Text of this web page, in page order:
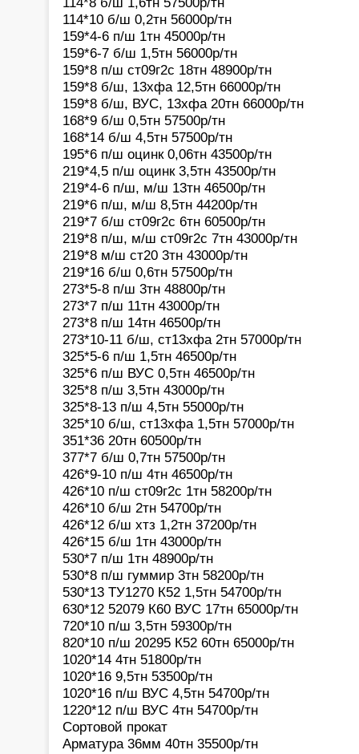
114*10 б/ш 0,2тн 56000р/тн
159*4-6 п/ш 1тн 45000р/тн
159*6-7 б/ш 1,5тн 56000р/тн
159*8 п/ш ст09г2с 18тн 48900р/тн
159*8 б/ш, 13хфа 12,5тн 66000р/тн
159*8 б/ш, ВУС, 13хфа 20тн 66000р/тн
168*9 б/ш 0,5тн 57500р/тн
168*14 б/ш 4,5тн 57500р/тн
195*6 п/ш оцинк 0,06тн 43500р/тн
219*4,5 п/ш оцинк 3,5тн 43500р/тн
219*4-6 п/ш, м/ш 13тн 46500р/тн
219*6 п/ш, м/ш 8,5тн 44200р/тн
219*7 б/ш ст09г2с 6тн 60500р/тн
219*8 п/ш, м/ш ст09г2с 7тн 43000р/тн
219*8 м/ш ст20 3тн 43000р/тн
219*16 б/ш 0,6тн 57500р/тн
273*5-8 п/ш 3тн 48800р/тн
273*7 п/ш 11тн 43000р/тн
273*8 п/ш 14тн 46500р/тн
273*10-11 б/ш, ст13хфа 2тн 57000р/тн
325*5-6 п/ш 1,5тн 46500р/тн
325*6 п/ш ВУС 0,5тн 46500р/тн
325*8 п/ш 3,5тн 43000р/тн
325*8-13 п/ш 4,5тн 55000р/тн
325*10 б/ш, ст13хфа 1,5тн 57000р/тн
351*36 20тн 60500р/тн
377*7 б/ш 0,7тн 57500р/тн
426*9-10 п/ш 4тн 46500р/тн
426*10 п/ш ст09г2с 1тн 58200р/тн
426*10 б/ш 2тн 54700р/тн
426*12 б/ш хтз 1,2тн 37200р/тн
426*15 б/ш 1тн 43000р/тн
530*7 п/ш 1тн 48900р/тн
530*8 п/ш гуммир 3тн 58200р/тн
530*13 ТУ1270 К52 1,5тн 54700р/тн
630*12 52079 К60 ВУС 17тн 65000р/тн
720*10 п/ш 3,5тн 59300р/тн
820*10 п/ш 20295 К52 60тн 65000р/тн
1020*14 4тн 51800р/тн
1020*16 9,5тн 53500р/тн
1020*16 п/ш ВУС 4,5тн 54700р/тн
1220*12 п/ш ВУС 4тн 54700р/тн
Сортовой прокат
Арматура 36мм 40тн 35500р/тн